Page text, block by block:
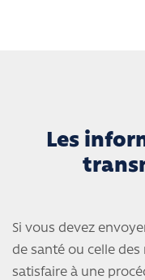
Les
Si vous devez
de santé ou celle
satisfaire à une